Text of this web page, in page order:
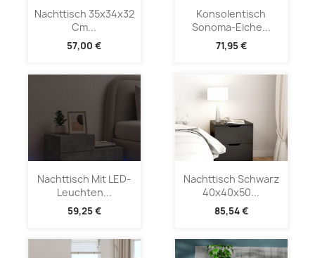
Nachttisch 35x34x32
Cm...
57,00 €
Konsolentisch
Sonoma-Eiche...
71,95 €
Nachttisch Mit LED-
Leuchten...
59,25 €
Nachttisch Schwarz
40x40x50...
85,54 €